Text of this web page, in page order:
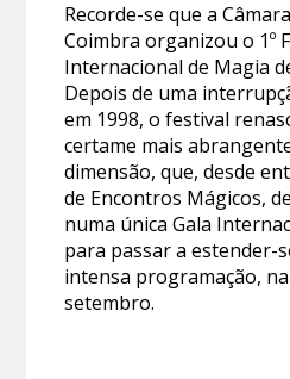
Recorde-se que a
Coimbra organizou o 1º
Internacional de Magia
Depois de uma
em 1998, o festival
certame mais
dimensão, que, desde
de Encontros Mágicos,
numa única Gala
para passar a estender-
intensa programação,
setembro.